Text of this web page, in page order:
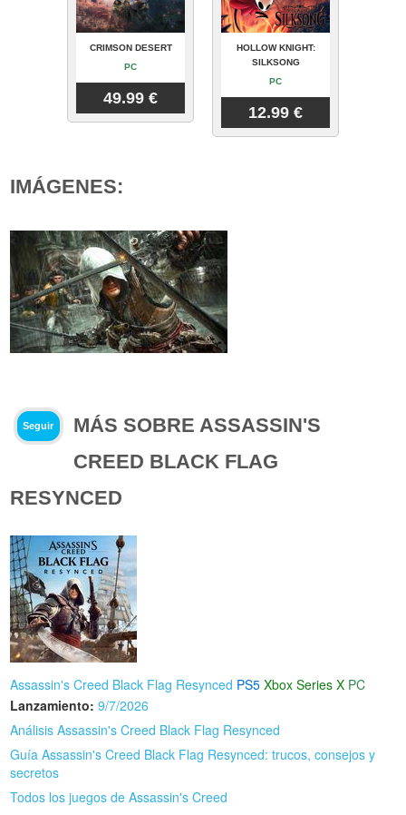
CRIMSON DESERT
PC
49.99 €
HOLLOW KNIGHT:
SILKSONG
PC
12.99 €
IMÁGENES:
Seguir
MÁS SOBRE ASSASSIN'S
CREED BLACK FLAG
RESYNCED
Assassin's Creed Black Flag Resynced PS5 Xbox Series X PC
Lanzamiento: 9/7/2026
Análisis Assassin's Creed Black Flag Resynced
Guía Assassin's Creed Black Flag Resynced: trucos, consejos y
secretos
Todos los juegos de Assassin's Creed